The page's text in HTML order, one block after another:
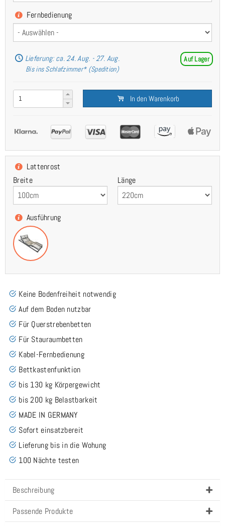
Fernbedienung
Auf Lager
Lieferung: ca. 24. Aug. - 27. Aug.
Bis ins Schlafzimmer* (Spedition)
In den Warenkorb
Lattenrost
Breite
Länge
Ausführung
Keine Bodenfreiheit notwendig
Auf dem Boden nutzbar
Für Querstrebenbetten
Für Stauraumbetten
Kabel-Fernbedienung
Bettkastenfunktion
bis 130 kg Körpergewicht
bis 200 kg Belastbarkeit
MADE IN GERMANY
Sofort einsatzbereit
Lieferung bis in die Wohung
100 Nächte testen
Beschreibung
Passende Produkte